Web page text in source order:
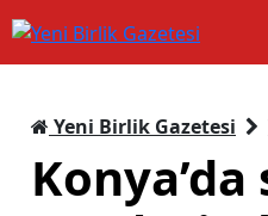
Yeni Birlik Gazetesi